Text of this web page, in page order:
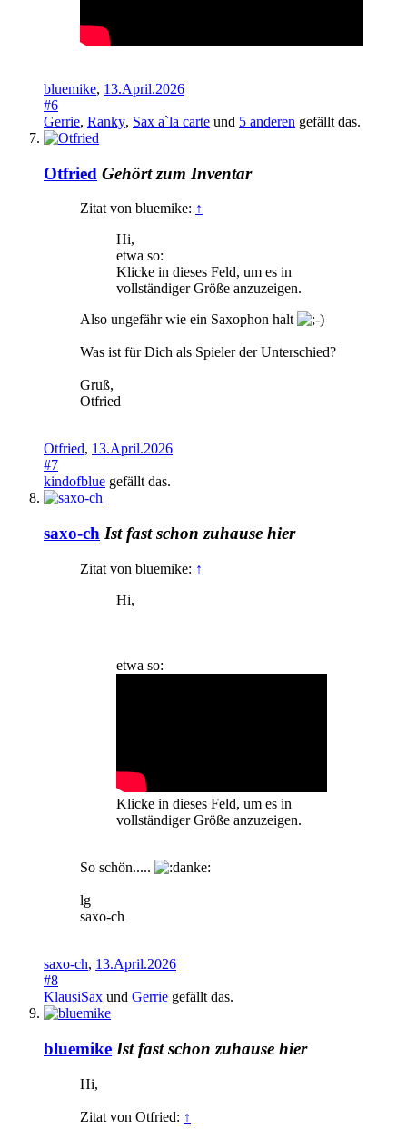
bluemike, 13.April.2026
#6
Gerrie, Ranky, Sax a`la carte und 5 anderen gefällt das.
Otfried Gehört zum Inventar
Zitat von bluemike: ↑
Hi,
etwa so:
Klicke in dieses Feld, um es in
vollständiger Größe anzuzeigen.
Also ungefähr wie ein Saxophon halt
Was ist für Dich als Spieler der Unterschied?
Gruß,
Otfried
Otfried, 13.April.2026
#7
kindofblue gefällt das.
saxo-ch Ist fast schon zuhause hier
Zitat von bluemike: ↑
Hi,
etwa so:
Klicke in dieses Feld, um es in
vollständiger Größe anzuzeigen.
So schön.....
lg
saxo-ch
saxo-ch, 13.April.2026
#8
KlausiSax und Gerrie gefällt das.
bluemike Ist fast schon zuhause hier
Hi,
Zitat von Otfried: ↑